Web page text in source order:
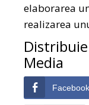
elaborarea
realizarea
Media
Facebook